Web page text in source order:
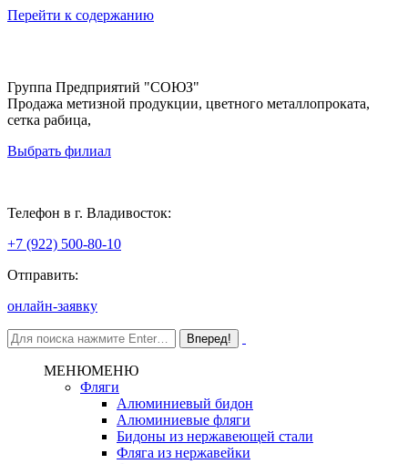
Перейти к содержанию
Группа Предприятий "СОЮЗ"
Продажа метизной продукции, цветного металлопроката,
сетка рабица,
Выбрать филиал
Телефон в г. Владивосток:
+7 (922) 500-80-10
Отправить:
онлайн-заявку
МЕНЮМЕНЮ
Фляги
Алюминиевый бидон
Алюминиевые фляги
Бидоны из нержавеющей стали
Фляга из нержавейки